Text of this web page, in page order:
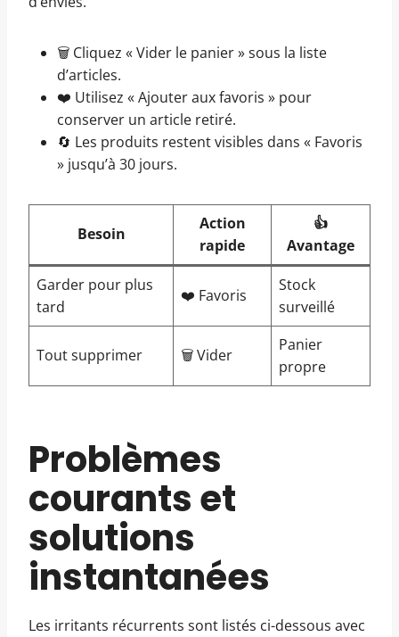
🗑️ Cliquez « Vider le panier » sous la liste
d’articles.
❤️ Utilisez « Ajouter aux favoris » pour
conserver un article retiré.
🔄 Les produits restent visibles dans « Favoris
» jusqu’à 30 jours.
Besoin
Action
rapide
👍
Avantage
Garder pour plus
tard
❤️ Favoris
Stock
surveillé
Tout supprimer 🗑️ Vider
Panier
propre
Problèmes
courants et
solutions
instantanées
Les irritants récurrents sont listés ci-dessous avec